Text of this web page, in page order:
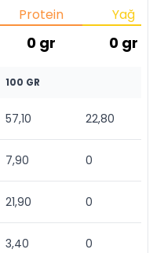
Protein
0 gr
Yağ
0 gr
100 GR
57,10 22,80
7,90 0
21,90 0
3,40 0